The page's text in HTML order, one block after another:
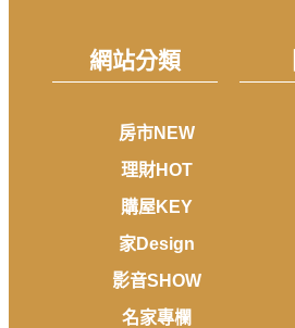
網站分類
房市NEW
理財HOT
購屋KEY
家Design
影音SHOW
名家專欄